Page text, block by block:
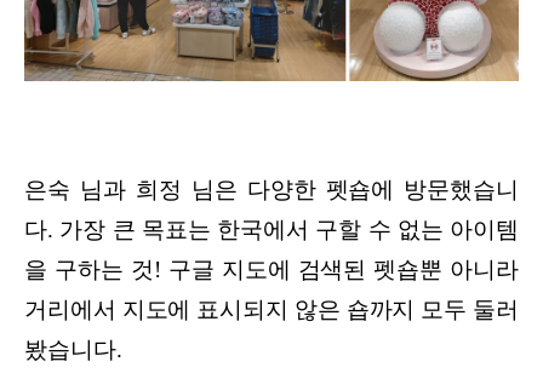
은숙 님과 희정 님은 다양한 펫숍에 방문했습니
다. 가장 큰 목표는 한국에서 구할 수 없는 아이템
을 구하는 것! 구글 지도에 검색된 펫숍뿐 아니라
거리에서 지도에 표시되지 않은 숍까지 모두 둘러
봤습니다.